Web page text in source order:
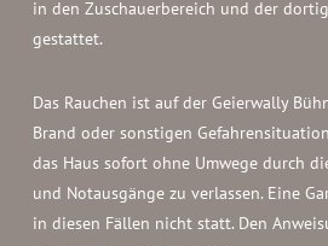
in den Zuschauerbereich und der
gestattet.
Das Rauchen ist auf der Geierwally
Brand oder sonstigen
das Haus sofort ohne Umwege durch
und Notausgänge zu verlassen. Eine
in diesen Fällen nicht statt. Den